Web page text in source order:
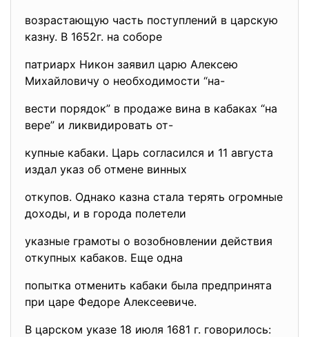
возрастающую часть поступлений в царскую
казну. В 1652г. на соборе
патриарх Никон заявил царю Алексею
Михайловичу о необходимости “на-
вести порядок” в продаже вина в кабаках “на
вере” и ликвидировать от-
купные кабаки. Царь согласился и 11 августа
издал указ об отмене винных
откупов. Однако казна стала терять огромные
доходы, и в города полетели
указные грамоты о возобновлении действия
откупных кабаков. Еще одна
попытка отменить кабаки была предпринята
при царе Федоре Алексеевиче.
В царском указе 18 июля 1681 г. говорилось: